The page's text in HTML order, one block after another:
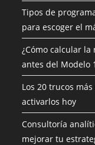
Tipos de
para escoger el
¿Cómo calcular la
antes del Modelo
Los 20 trucos
activarlos hoy
Consultoría
mejorar tu